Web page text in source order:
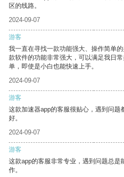
区的线路。
2024-09-07
游客
我一直在寻找一款功能强大、操作简单
款软件的功能非常强大，可以满足我日
单，即使是小白也能快速上手。
2024-09-07
游客
这款加速器app的客服很贴心，遇到问题
好。
2024-09-07
游客
这款app的客服非常专业，遇到问题总是
作。